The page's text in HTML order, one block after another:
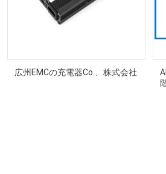
広州EMCの充電器Co.、株式会社